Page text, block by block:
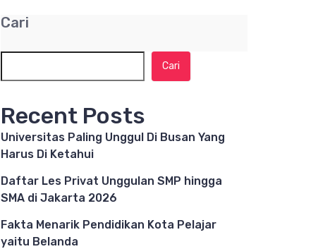
Cari
Cari
Recent Posts
Universitas Paling Unggul Di Busan Yang
Harus Di Ketahui
Daftar Les Privat Unggulan SMP hingga
SMA di Jakarta 2026
Fakta Menarik Pendidikan Kota Pelajar
yaitu Belanda